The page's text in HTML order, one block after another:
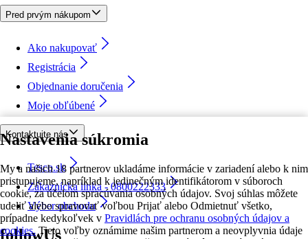
Nastavenia súkromia
My a našich 18 partnerov ukladáme informácie v zariadení alebo k nim
pristupujeme, napríklad k jedinečným identifikátorom v súboroch
cookie, za účelom spracúvania osobných údajov. Svoj súhlas môžete
udeliť alebo spravovať voľbou Prijať alebo Odmietnuť všetko,
prípadne kedykoľvek v Pravidlách pre ochranu osobných údajov a
cookies. Tieto voľby oznámime našim partnerom a neovplyvnia údaje
Pred prvým nákupom
Ako nakupovať
Registrácia
Objednanie doručenia
Moje obľúbené
Kontaktujte nás
Tesco.sk
Zákaznícka linka - 0800222333
Výber obchodu
followUs